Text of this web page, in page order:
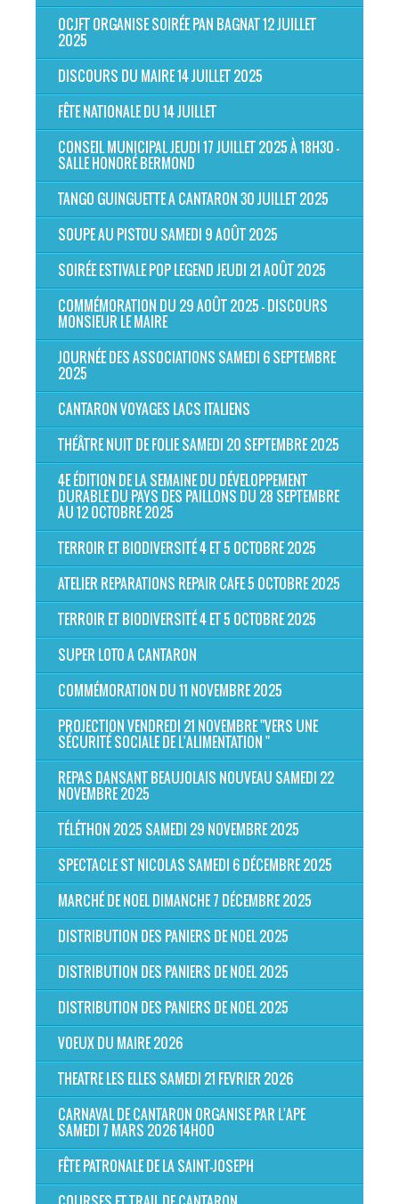
OCJFT ORGANISE SOIRÉE PAN BAGNAT 12 JUILLET
2025
DISCOURS DU MAIRE 14 JUILLET 2025
FÊTE NATIONALE DU 14 JUILLET
CONSEIL MUNICIPAL JEUDI 17 JUILLET 2025 À 18H30 -
SALLE HONORÉ BERMOND
TANGO GUINGUETTE A CANTARON 30 JUILLET 2025
SOUPE AU PISTOU SAMEDI 9 AOÛT 2025
SOIRÉE ESTIVALE POP LEGEND JEUDI 21 AOÛT 2025
COMMÉMORATION DU 29 AOÛT 2025 - DISCOURS
MONSIEUR LE MAIRE
JOURNÉE DES ASSOCIATIONS SAMEDI 6 SEPTEMBRE
2025
CANTARON VOYAGES LACS ITALIENS
THÉÂTRE NUIT DE FOLIE SAMEDI 20 SEPTEMBRE 2025
4E ÉDITION DE LA SEMAINE DU DÉVELOPPEMENT
DURABLE DU PAYS DES PAILLONS DU 28 SEPTEMBRE
AU 12 OCTOBRE 2025
TERROIR ET BIODIVERSITÉ 4 ET 5 OCTOBRE 2025
ATELIER REPARATIONS REPAIR CAFE 5 OCTOBRE 2025
TERROIR ET BIODIVERSITÉ 4 ET 5 OCTOBRE 2025
SUPER LOTO A CANTARON
COMMÉMORATION DU 11 NOVEMBRE 2025
PROJECTION VENDREDI 21 NOVEMBRE "VERS UNE
SÉCURITÉ SOCIALE DE L'ALIMENTATION "
REPAS DANSANT BEAUJOLAIS NOUVEAU SAMEDI 22
NOVEMBRE 2025
TÉLÉTHON 2025 SAMEDI 29 NOVEMBRE 2025
SPECTACLE ST NICOLAS SAMEDI 6 DÉCEMBRE 2025
MARCHÉ DE NOEL DIMANCHE 7 DÉCEMBRE 2025
DISTRIBUTION DES PANIERS DE NOEL 2025
DISTRIBUTION DES PANIERS DE NOEL 2025
DISTRIBUTION DES PANIERS DE NOEL 2025
VOEUX DU MAIRE 2026
THEATRE LES ELLES SAMEDI 21 FEVRIER 2026
CARNAVAL DE CANTARON ORGANISE PAR L'APE
SAMEDI 7 MARS 2026 14H00
FÊTE PATRONALE DE LA SAINT-JOSEPH